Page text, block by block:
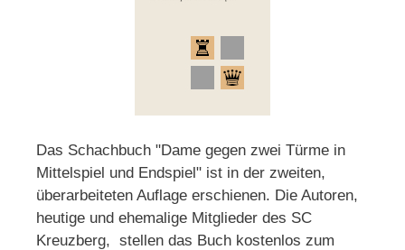
Das Schachbuch "Dame gegen zwei Türme in
Mittelspiel und Endspiel" ist in der zweiten,
überarbeiteten Auflage erschienen. Die Autoren,
heutige und ehemalige Mitglieder des SC
Kreuzberg, stellen das Buch kostenlos zum